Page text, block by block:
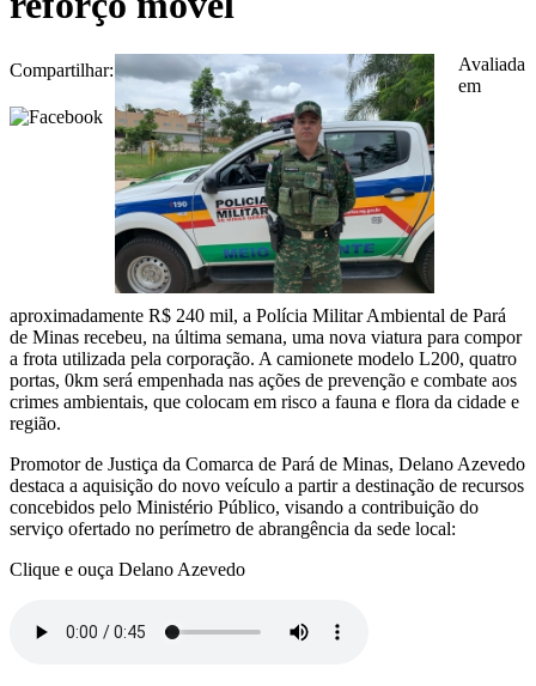
Compartilhar:
Avaliada
em
aproximadamente R$ 240 mil, a Polícia Militar Ambiental de Pará
de Minas recebeu, na última semana, uma nova viatura para compor
a frota utilizada pela corporação. A camionete modelo L200, quatro
portas, 0km será empenhada nas ações de prevenção e combate aos
crimes ambientais, que colocam em risco a fauna e flora da cidade e
região.
Promotor de Justiça da Comarca de Pará de Minas, Delano Azevedo
destaca a aquisição do novo veículo a partir a destinação de recursos
concebidos pelo Ministério Público, visando a contribuição do
serviço ofertado no perímetro de abrangência da sede local:
Clique e ouça Delano Azevedo